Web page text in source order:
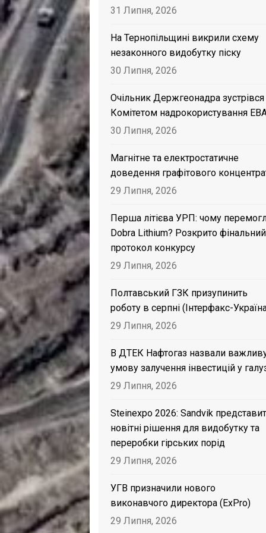
31 Липня, 2026
На Тернопільщині викрили схему
незаконного видобутку піску
30 Липня, 2026
Очільник Держгеонадра зустрівся
Комітетом надрокористування
30 Липня, 2026
Магнітне та електростатичне
доведення графітового
29 Липня, 2026
Перша літієва УРП: чому
Dobra Lithium? Розкрито фінальний
протокол конкурсу
29 Липня, 2026
Полтавський ГЗК призупинить
роботу в серпні (Інтерфакс-
29 Липня, 2026
В ДТЕК Нафтогаз назвали
умову залучення інвестицій у
29 Липня, 2026
Steinexpo 2026: Sandvik
новітні рішення для видобутку та
переробки гірських порід
29 Липня, 2026
УГВ призначили нового
виконавчого директора (ExPro)
29 Липня, 2026